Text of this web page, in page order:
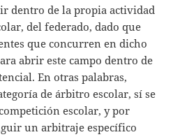
dentro de la propia actividad
del federado, dado que
que concurren en dicho
abrir este campo dentro de
En otras palabras,
de árbitro escolar, sí se
escolar, y por
un arbitraje específico